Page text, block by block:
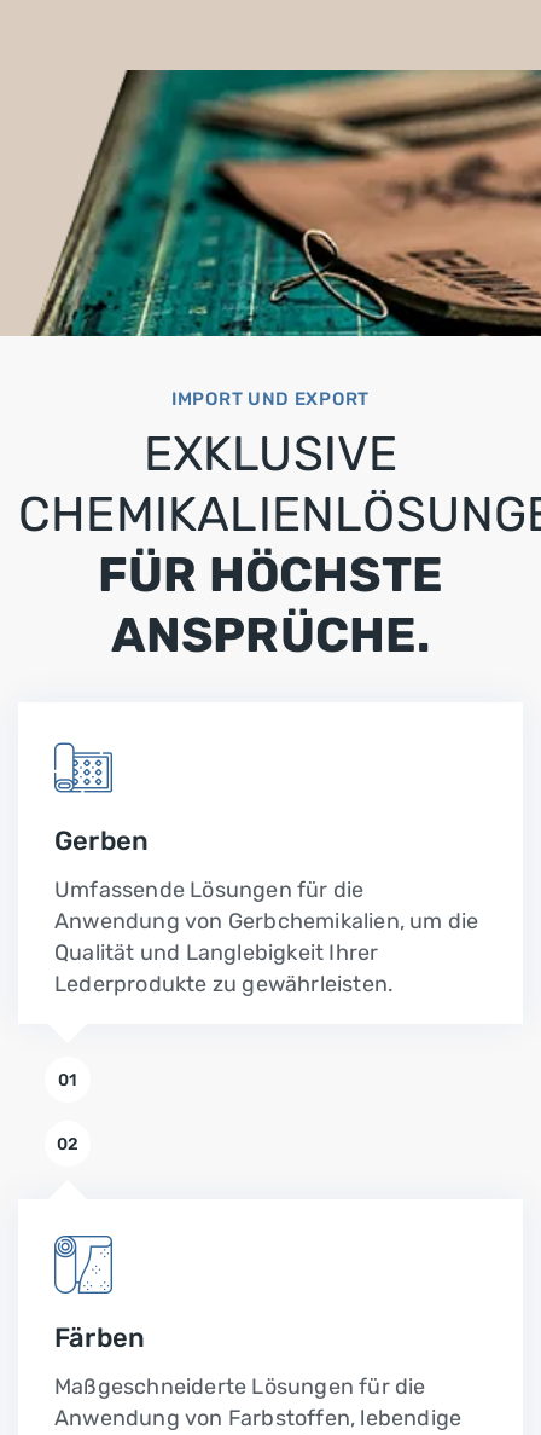
IMPORT UND EXPORT
EXKLUSIVE
FÜR HÖCHSTE
ANSPRÜCHE.
01
Gerben
Umfassende Lösungen für die
Anwendung von Gerbchemikalien, um die
Qualität und Langlebigkeit Ihrer
Lederprodukte zu gewährleisten.
02
Färben
Maßgeschneiderte Lösungen für die
Anwendung von Farbstoffen, lebendige